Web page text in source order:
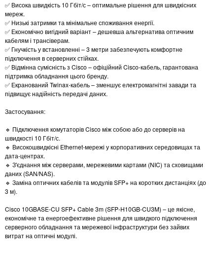
✅ Висока швидкість 10 Гбіт/с – оптимальне рішення для швидкісних
мереж.
✅ Низькі затримки та мінімальне споживання енергії.
✅ Економічно вигідний варіант – дешевша альтернатива оптичним
кабелям і трансіверам.
✅ Гнучкість у встановленні – 3 метри забезпечують комфортне
підключення в серверних стійках.
✅ Відмінна сумісність з Cisco – офіційний Cisco-кабель, гарантована
підтримка обладнання цього бренду.
✅ Екранований Twinax-кабель – зменшує електромагнітні завади та
підвищує надійність передачі даних.
Застосування:
🔹 Підключення комутаторів Cisco між собою або до серверів на
швидкості 10 Гбіт/с.
🔹 Високошвидкісні Ethernet-мережі у корпоративних середовищах та
дата-центрах.
🔹 З'єднання між серверами, мережевими картами (NIC) та сховищами
даних (SAN/NAS).
🔹 Заміна оптичних кабелів та модулів SFP+ на коротких дистанціях (до
3 м).
Cisco 10GBASE-CU SFP+ Cable 3m (SFP-H10GB-CU3M) – це якісне,
економічне та енергоефективне рішення для швидкого підключення
серверного обладнання та мережевої інфраструктури без зайвих
витрат на оптичні модулі.